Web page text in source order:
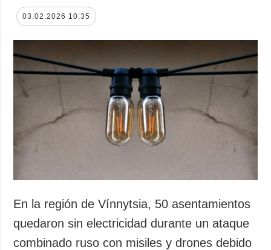
03.02.2026 10:35
En la región de Vínnytsia, 50 asentamientos
quedaron sin electricidad durante un ataque
combinado ruso con misiles y drones debido